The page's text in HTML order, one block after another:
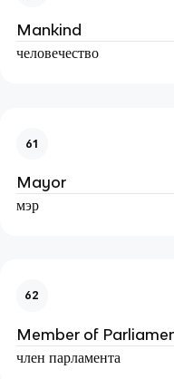
Mankind
человечество
61
Mayor
мэр
62
Member of
член парламента